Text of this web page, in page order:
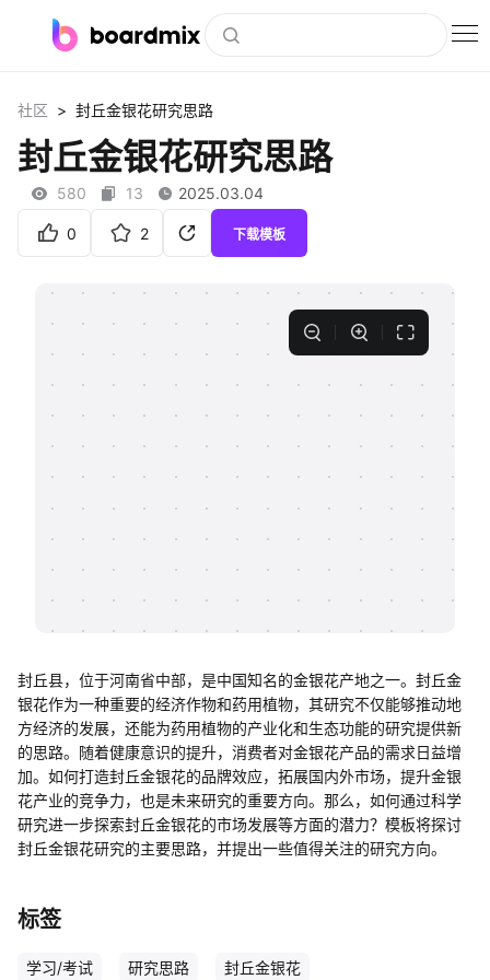
社区资源
下载
私有化部署
知识分享社区
社区 > 封丘金银花研究思路
封丘金银花研究思路
580 13 2025.03.04
0 2 下载模板
封丘县，位于河南省中部，是中国知名的金银花产地之一。封丘金
银花作为一种重要的经济作物和药用植物，其研究不仅能够推动地
方经济的发展，还能为药用植物的产业化和生态功能的研究提供新
的思路。随着健康意识的提升，消费者对金银花产品的需求日益增
加。如何打造封丘金银花的品牌效应，拓展国内外市场，提升金银
花产业的竞争力，也是未来研究的重要方向。那么，如何通过科学
研究进一步探索封丘金银花的市场发展等方面的潜力？模板将探讨
封丘金银花研究的主要思路，并提出一些值得关注的研究方向。
标签
学习/考试 研究思路 封丘金银花